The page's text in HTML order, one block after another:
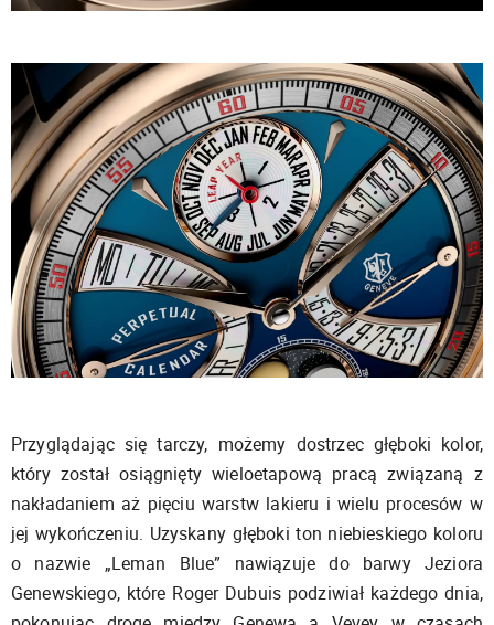
Przyglądając się tarczy, możemy dostrzec głęboki kolor,
który został osiągnięty wieloetapową pracą związaną z
nakładaniem aż pięciu warstw lakieru i wielu procesów w
jej wykończeniu. Uzyskany głęboki ton niebieskiego koloru
o nazwie „Leman Blue” nawiązuje do barwy Jeziora
Genewskiego, które Roger Dubuis podziwiał każdego dnia,